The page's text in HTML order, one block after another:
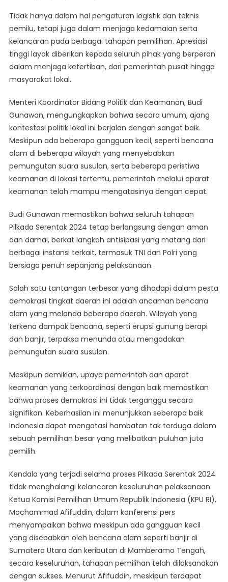
Tidak hanya dalam hal pengaturan logistik dan teknis
pemilu, tetapi juga dalam menjaga kedamaian serta
kelancaran pada berbagai tahapan pemilihan. Apresiasi
tinggi layak diberikan kepada seluruh pihak yang berperan
dalam menjaga ketertiban, dari pemerintah pusat hingga
masyarakat lokal.
Menteri Koordinator Bidang Politik dan Keamanan, Budi
Gunawan, mengungkapkan bahwa secara umum, ajang
kontestasi politik lokal ini berjalan dengan sangat baik.
Meskipun ada beberapa gangguan kecil, seperti bencana
alam di beberapa wilayah yang menyebabkan
pemungutan suara susulan, serta beberapa peristiwa
keamanan di lokasi tertentu, pemerintah melalui aparat
keamanan telah mampu mengatasinya dengan cepat.
Budi Gunawan memastikan bahwa seluruh tahapan
Pilkada Serentak 2024 tetap berlangsung dengan aman
dan damai, berkat langkah antisipasi yang matang dari
berbagai instansi terkait, termasuk TNI dan Polri yang
bersiaga penuh sepanjang pelaksanaan.
Salah satu tantangan terbesar yang dihadapi dalam pesta
demokrasi tingkat daerah ini adalah ancaman bencana
alam yang melanda beberapa daerah. Wilayah yang
terkena dampak bencana, seperti erupsi gunung berapi
dan banjir, terpaksa menunda atau mengadakan
pemungutan suara susulan.
Meskipun demikian, upaya pemerintah dan aparat
keamanan yang terkoordinasi dengan baik memastikan
bahwa proses demokrasi ini tidak terganggu secara
signifikan. Keberhasilan ini menunjukkan seberapa baik
Indonesia dapat mengatasi hambatan tak terduga dalam
sebuah pemilihan besar yang melibatkan puluhan juta
pemilih.
Kendala yang terjadi selama proses Pilkada Serentak 2024
tidak menghalangi kelancaran keseluruhan pelaksanaan.
Ketua Komisi Pemilihan Umum Republik Indonesia (KPU RI),
Mochammad Afifuddin, dalam konferensi pers
menyampaikan bahwa meskipun ada gangguan kecil
yang disebabkan oleh bencana alam seperti banjir di
Sumatera Utara dan keributan di Mamberamo Tengah,
secara keseluruhan, tahapan pemilihan telah dilaksanakan
dengan sukses. Menurut Afifuddin, meskipun terdapat